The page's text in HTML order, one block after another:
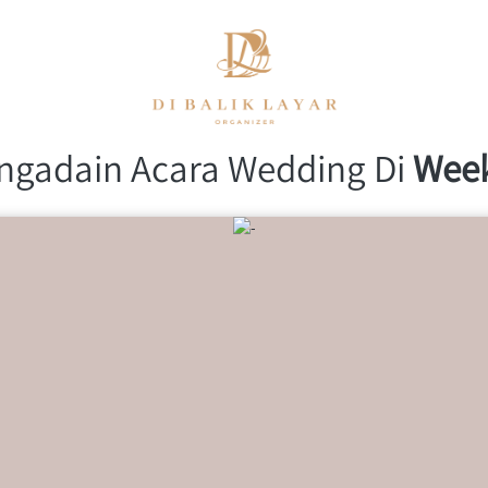
Acara Wedding Di